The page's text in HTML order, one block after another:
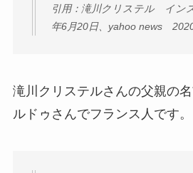
引用：滝川クリステル イン
年6月20日、yahoo news
滝川クリステルさんの父親の
ルドゥさんでフランス人です。